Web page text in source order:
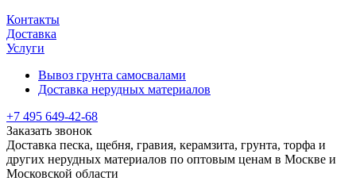
Контакты
Доставка
Услуги
Вывоз грунта самосвалами
Доставка нерудных материалов
+7 495 649-42-68
Заказать звонок
Доставка песка, щебня, гравия, керамзита, грунта, торфа и
других нерудных материалов по оптовым ценам в Москве и
Московской области